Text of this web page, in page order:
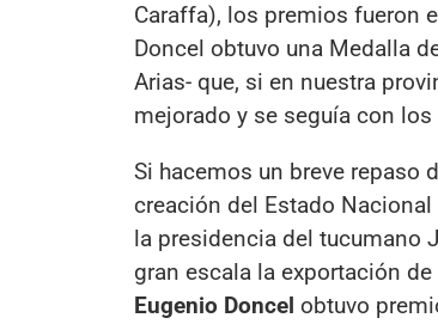
Caraffa), los premios fueron
Doncel obtuvo una Medalla
Arias- que, si en nuestra
mejorado y se seguía con
Si hacemos un breve repaso
creación del Estado
la presidencia del tucumano
gran escala la exportación
Eugenio Doncel obtuvo